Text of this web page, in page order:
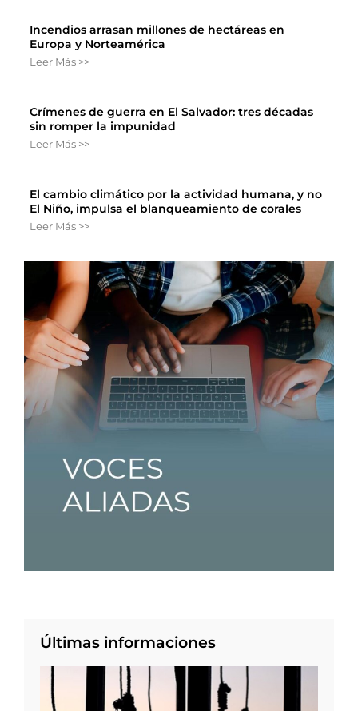
Incendios arrasan millones de hectáreas en
Europa y Norteamérica
Leer Más >>
Crímenes de guerra en El Salvador: tres décadas
sin romper la impunidad
Leer Más >>
El cambio climático por la actividad humana, y no
El Niño, impulsa el blanqueamiento de corales
Leer Más >>
Últimas informaciones